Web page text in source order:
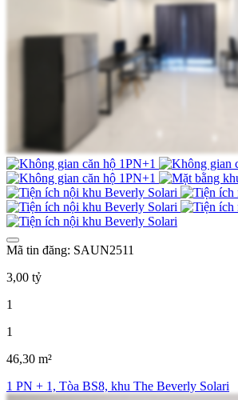
Mã tin đăng: SAUN2511
3,00 tỷ
1
1
46,30 m²
1 PN + 1, Tòa BS8, khu The Beverly Solari